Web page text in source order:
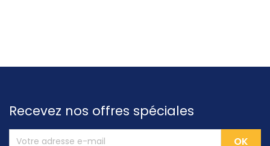
Recevez nos offres spéciales